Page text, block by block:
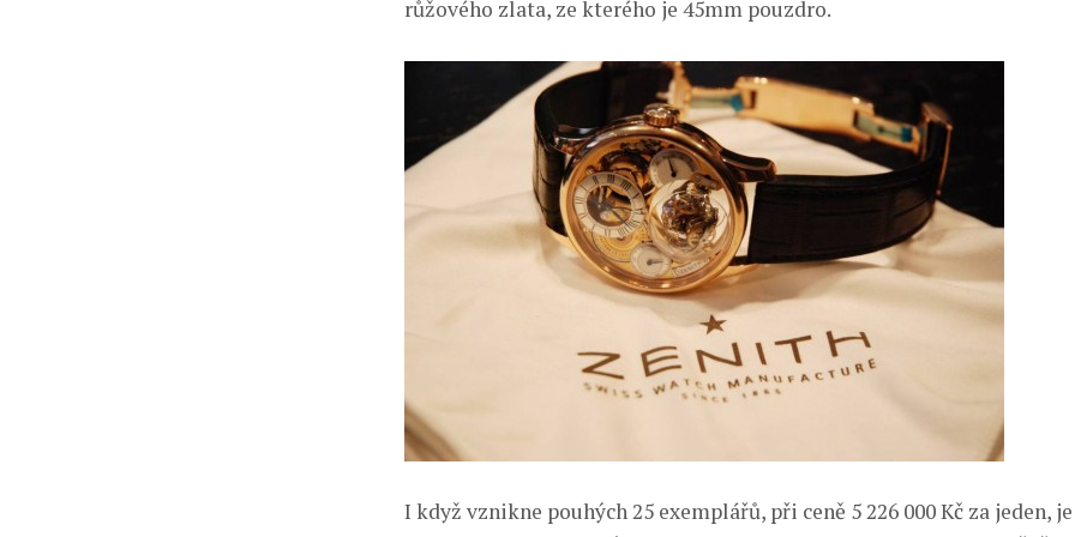
růžového zlata, ze kterého je 45mm pouzdro.
I když vznikne pouhých 25 exemplářů, při ceně 5 226 000 Kč za jeden, je